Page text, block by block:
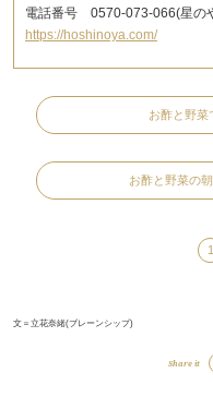
電話番号 0570-073-066(星の
https://hoshinoya.com/
お酢と野菜
お酢と野菜の
1
文＝立花奈緒(ブレーンシップ)
Share it